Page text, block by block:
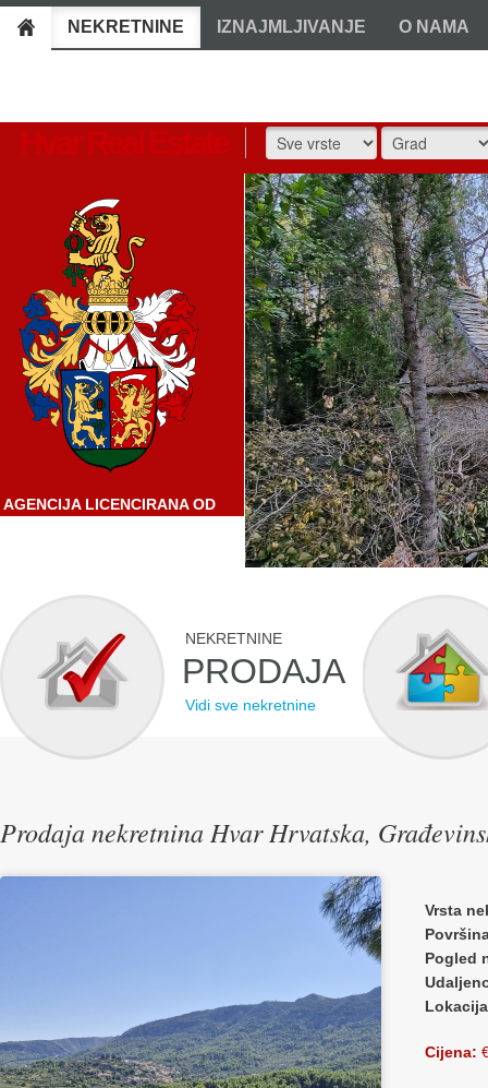
NEKRETNINE IZNAJMLJIVANJE O NAMA
AGENCIJA LICENCIRANA OD
STRANE HRVATSKE
NEKRETNINE
PRODAJA
Vidi sve nekretnine
Prodaja nekretnina Hvar Hrvatska,
Vrsta
Pogled
Cijena: